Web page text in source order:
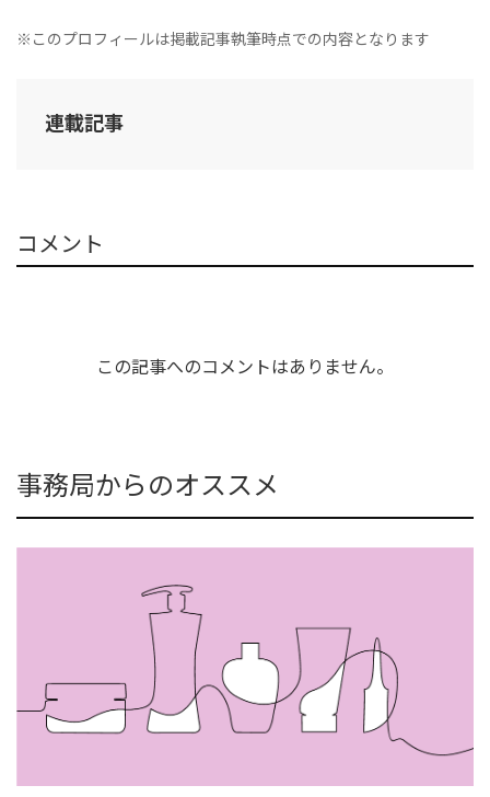
※このプロフィールは掲載記事執筆時点での内容となります
連載記事
コメント
この記事へのコメントはありません。
事務局からのオススメ